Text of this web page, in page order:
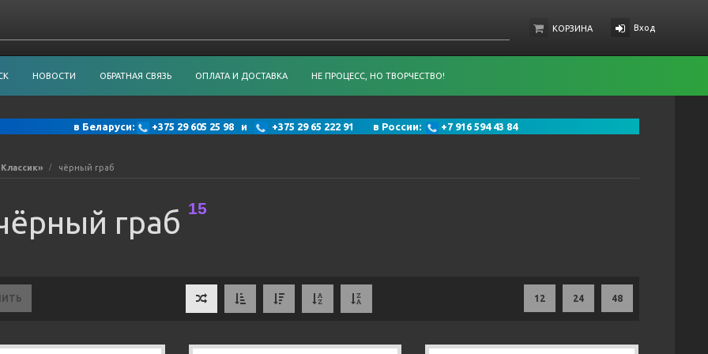
КОРЗИНА Вход
НОВОСТИ ОБРАТНАЯ СВЯЗЬ ОПЛАТА И ДОСТАВКА НЕ ПРОЦЕСС, НО ТВОРЧЕСТВО!
в Беларуси: +375 29 605 25 98 и +375 29 65 222 91 в России: +7 916 594 43 84
чёрный граб
граб 15
12 24 48